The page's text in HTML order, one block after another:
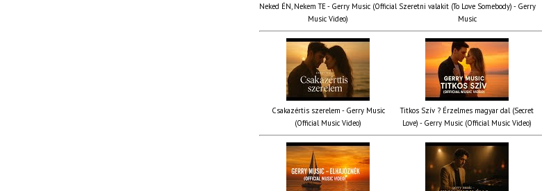
Neked ÉN, Nekem TE - Gerry Music (Official
Music Video)
Szeretni valakit (To Love Somebody) - Gerry
Music
Csakazértis szerelem - Gerry Music
(Official Music Video)
Titkos Szív ? Érzelmes magyar dal (Secret
Love) - Gerry Music (Official Music Video)